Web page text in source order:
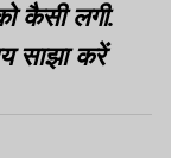
कैसी लगी.
साझा करें